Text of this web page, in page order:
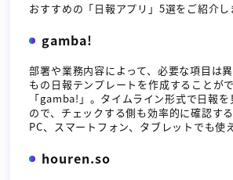
おすすめの「日報アプリ」5選をご紹介し
gamba!
部署や業務内容によって、必要な項目は
もの日報テンプレートを作成することが
「gamba!」。タイムライン形式で日報
ので、チェックする側も効率的に確認す
PC、スマートフォン、タブレットでも使
houren.so